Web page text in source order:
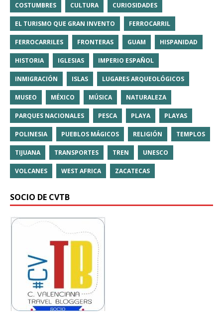
COSTUMBRES CULTURA CURIOSIDADES
EL TURISMO QUE GRAN INVENTO FERROCARRIL
FERROCARRILES FRONTERAS GUAM HISPANIDAD
HISTORIA IGLESIAS IMPERIO ESPAÑOL
INMIGRACIÓN ISLAS LUGARES ARQUEOLÓGICOS
MUSEO MÉXICO MÚSICA NATURALEZA
PARQUES NACIONALES PESCA PLAYA PLAYAS
POLINESIA PUEBLOS MÁGICOS RELIGIÓN TEMPLOS
TIJUANA TRANSPORTES TREN UNESCO
VOLCANES WEST AFRICA ZACATECAS
SOCIO DE CVTB